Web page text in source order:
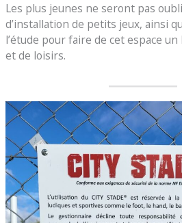
Les plus jeunes ne seront pas
d’installation de petits jeux, ainsi
l’étude pour faire de cet espace
et de loisirs.